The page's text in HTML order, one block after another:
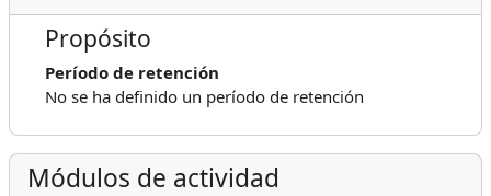
Propósito
Período de retención
No se ha definido un período de retención
Módulos de actividad